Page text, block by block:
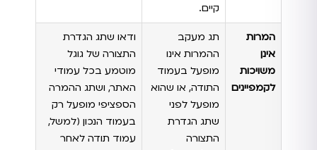
קיים.
המרות
אינן
משויכות
לקמפיינים
תג מעקב
ההמרות אינו
מופעל בעמוד
התודה, או שהוא
מופעל לפני
שתג הגדרת
התצורה
ודאו שתג הגדרת
התצורה של גוגל
מוטמע בכל עמודי
האתר, ושתג ההמרה
הספציפי מופעל רק
בעמוד הנכון (למשל,
עמוד תודה לאחר